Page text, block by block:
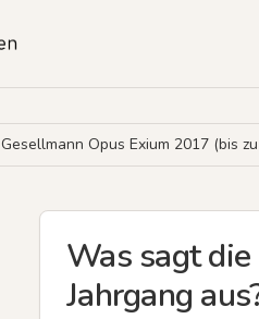
Gesellmann Opus Exium 2017 (bis
Was sagt
Jahrgang